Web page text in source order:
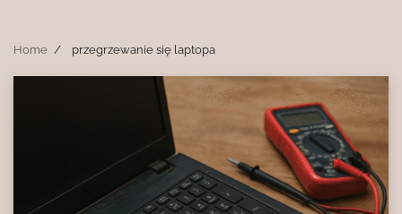
Home przegrzewanie się laptopa